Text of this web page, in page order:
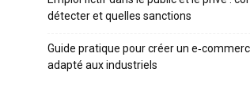
détecter et quelles sanctions
Guide pratique pour créer un
adapté aux industriels